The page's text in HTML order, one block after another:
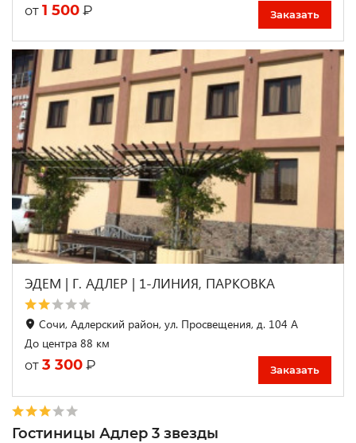
от 1 500 ₽ Заказать
ЭДЕМ | Г. АДЛЕР | 1-ЛИНИЯ, ПАРКОВКА
Сочи, Адлерский район, ул. Просвещения, д. 104 А
До центра 88 км
от 3 300 ₽ Заказать
Гостиницы Адлер 3 звезды